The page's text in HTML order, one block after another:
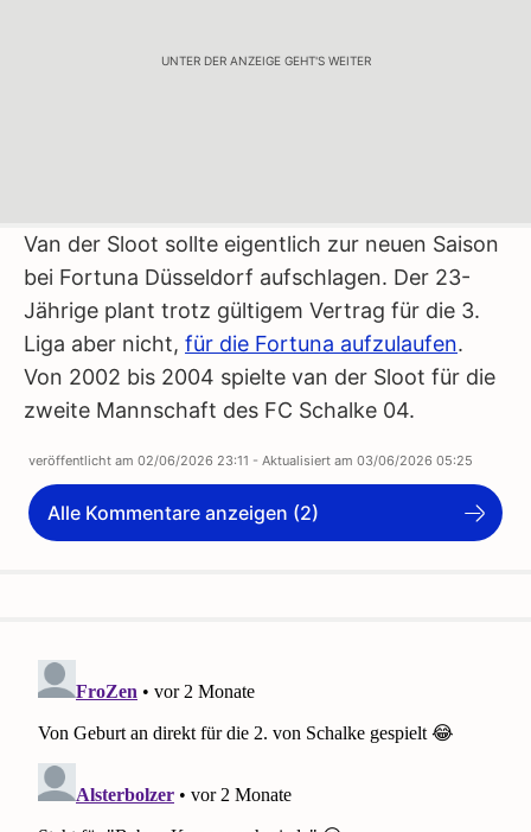
UNTER DER ANZEIGE GEHT'S WEITER
Van der Sloot sollte eigentlich zur neuen Saison
bei Fortuna Düsseldorf aufschlagen. Der 23-
Jährige plant trotz gültigem Vertrag für die 3.
Liga aber nicht, für die Fortuna aufzulaufen.
Von 2002 bis 2004 spielte van der Sloot für die
zweite Mannschaft des FC Schalke 04.
veröffentlicht am 02/06/2026 23:11 - Aktualisiert am 03/06/2026 05:25
Alle Kommentare anzeigen (2)